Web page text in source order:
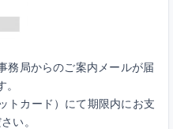
務局からのご案内メールが届
。
トカード）にて期限内にお支
い。